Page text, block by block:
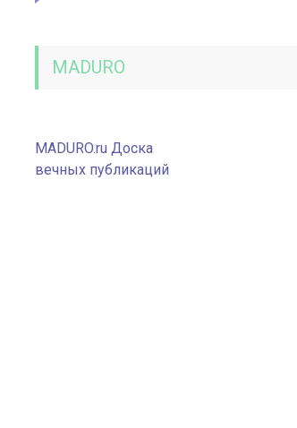
MADURO
MADURO.ru Доска
вечных публикаций